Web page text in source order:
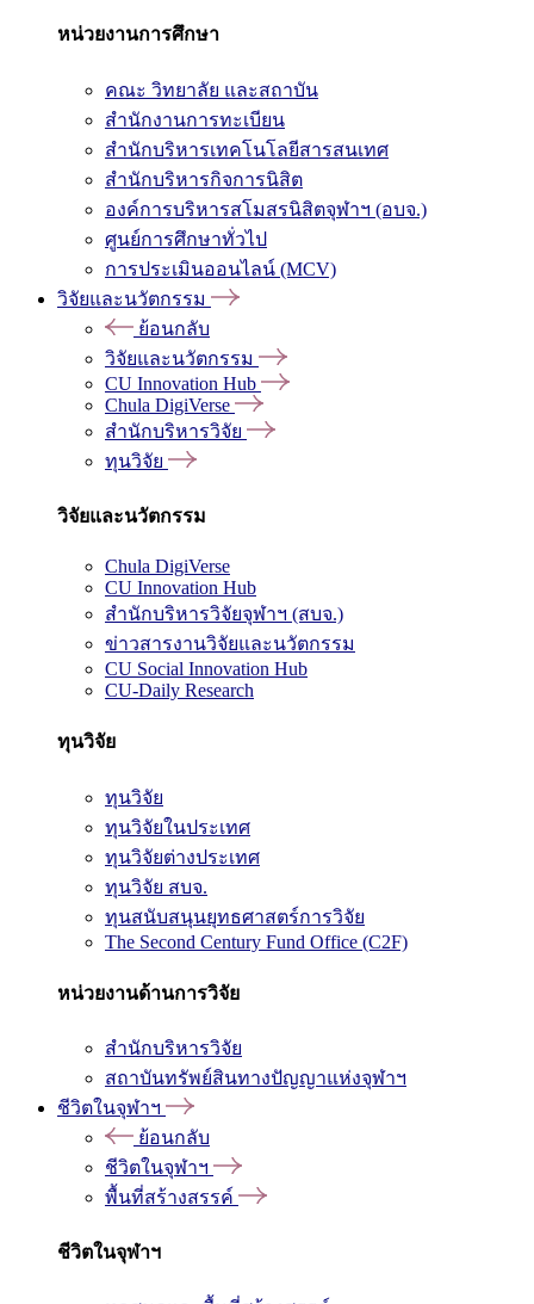
หน่วยงานการศึกษา
คณะ วิทยาลัย และสถาบัน
สำนักงานการทะเบียน
สำนักบริหารเทคโนโลยีสารสนเทศ
สำนักบริหารกิจการนิสิต
องค์การบริหารสโมสรนิสิตจุฬาฯ (อบจ.)
ศูนย์การศึกษาทั่วไป
การประเมินออนไลน์ (MCV)
วิจัยและนวัตกรรม
ย้อนกลับ
วิจัยและนวัตกรรม
CU Innovation Hub
Chula DigiVerse
สำนักบริหารวิจัย
ทุนวิจัย
วิจัยและนวัตกรรม
Chula DigiVerse
CU Innovation Hub
สำนักบริหารวิจัยจุฬาฯ (สบจ.)
ข่าวสารงานวิจัยและนวัตกรรม
CU Social Innovation Hub
CU-Daily Research
ทุนวิจัย
ทุนวิจัย
ทุนวิจัยในประเทศ
ทุนวิจัยต่างประเทศ
ทุนวิจัย สบจ.
ทุนสนับสนุนยุทธศาสตร์การวิจัย
The Second Century Fund Office (C2F)
หน่วยงานด้านการวิจัย
สำนักบริหารวิจัย
สถาบันทรัพย์สินทางปัญญาแห่งจุฬาฯ
ชีวิตในจุฬาฯ
ย้อนกลับ
ชีวิตในจุฬาฯ
พื้นที่สร้างสรรค์
ชีวิตในจุฬาฯ